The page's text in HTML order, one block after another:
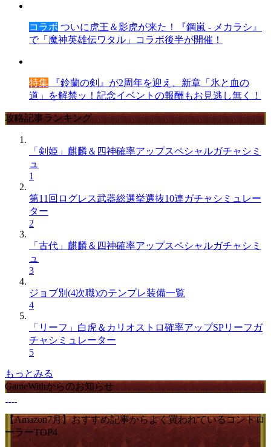
コラボ ついに虎王＆影虎が来た！『鋼嵐 - メカラシ』
で「魔神英雄伝ワタル」コラボ後半が開催！
特集 『鈴蘭の剣』が2周年を迎え、新章「氷と血の
道」を解禁ッ！記念イベントの報酬もお見逃し無く！
攻略記事ランキング
「剣姫」麒麟＆四神確率アップスペシャルガチャシミ
ュ
1
第11回ログレス武器総選挙選抜10連ガチャシミュレー
ター
2
「古代」麒麟＆四神確率アップスペシャルガチャシミ
ュ
3
ジョブ別(4次職)のテンプレ装備一覧
4
「リーフ」白虎＆カリオストロ確率アップSPリーフガ
チャシミュレーター
5
もっとみる
GameWithからのお知らせ
【Amazon7月】おすすめ記事からよく買われているコントロ
ーラーTOP4